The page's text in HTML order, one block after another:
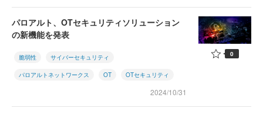
パロアルト、OTセキュリティソリューション
の新機能を発表
脆弱性 サイバーセキュリティ
パロアルトネットワークス OT OTセキュリティ
2024/10/31
0